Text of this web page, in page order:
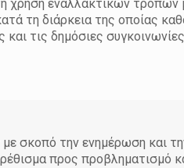
εναλλακτικών τρόπων
διάρκεια της οποίας
τις δημόσιες
σκοπό την ενημέρωση και
προς προβληματισμό